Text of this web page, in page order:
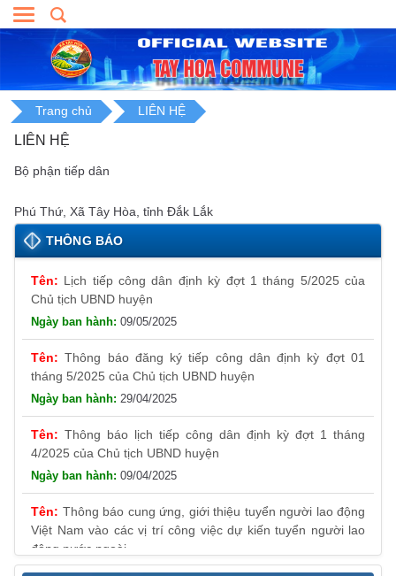
Skip
to
Trang chủ LIÊN HỆ
LIÊN HỆ
Bộ phận tiếp dân
Phú Thứ, Xã Tây Hòa, tỉnh Đắk Lắk
THÔNG BÁO
Lịch tiếp công dân định kỳ đợt 1 tháng 5/2025 của
Chủ tịch UBND huyện
09/05/2025
Thông báo đăng ký tiếp công dân định kỳ đợt 01
tháng 5/2025 của Chủ tịch UBND huyện
29/04/2025
Thông báo lịch tiếp công dân định kỳ đợt 1 tháng
4/2025 của Chủ tịch UBND huyện
09/04/2025
Thông báo cung ứng, giới thiệu tuyển người lao động
Việt Nam vào các vị trí công việc dự kiến tuyển người lao
động nước ngoài
31/03/2025